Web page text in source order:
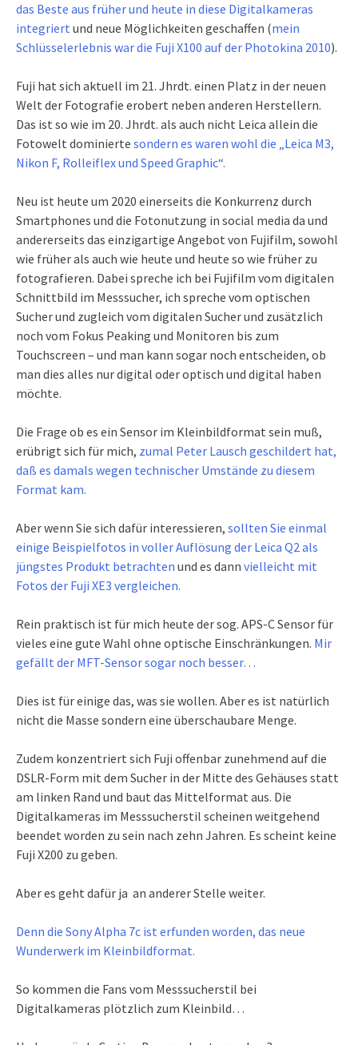
das Beste aus früher und heute in diese Digitalkameras
integriert und neue Möglichkeiten geschaffen (mein
Schlüsselerlebnis war die Fuji X100 auf der Photokina 2010).
Fuji hat sich aktuell im 21. Jhrdt. einen Platz in der neuen
Welt der Fotografie erobert neben anderen Herstellern.
Das ist so wie im 20. Jhrdt. als auch nicht Leica allein die
Fotowelt dominierte sondern es waren wohl die „Leica M3,
Nikon F, Rolleiflex und Speed Graphic“.
Neu ist heute um 2020 einerseits die Konkurrenz durch
Smartphones und die Fotonutzung in social media da und
andererseits das einzigartige Angebot von Fujifilm, sowohl
wie früher als auch wie heute und heute so wie früher zu
fotografieren. Dabei spreche ich bei Fujifilm vom digitalen
Schnittbild im Messsucher, ich spreche vom optischen
Sucher und zugleich vom digitalen Sucher und zusätzlich
noch vom Fokus Peaking und Monitoren bis zum
Touchscreen – und man kann sogar noch entscheiden, ob
man dies alles nur digital oder optisch und digital haben
möchte.
Die Frage ob es ein Sensor im Kleinbildformat sein muß,
erübrigt sich für mich, zumal Peter Lausch geschildert hat,
daß es damals wegen technischer Umstände zu diesem
Format kam.
Aber wenn Sie sich dafür interessieren, sollten Sie einmal
einige Beispielfotos in voller Auflösung der Leica Q2 als
jüngstes Produkt betrachten und es dann vielleicht mit
Fotos der Fuji XE3 vergleichen.
Rein praktisch ist für mich heute der sog. APS-C Sensor für
vieles eine gute Wahl ohne optische Einschränkungen. Mir
gefällt der MFT-Sensor sogar noch besser…
Dies ist für einige das, was sie wollen. Aber es ist natürlich
nicht die Masse sondern eine überschaubare Menge.
Zudem konzentriert sich Fuji offenbar zunehmend auf die
DSLR-Form mit dem Sucher in der Mitte des Gehäuses statt
am linken Rand und baut das Mittelformat aus. Die
Digitalkameras im Messsucherstil scheinen weitgehend
beendet worden zu sein nach zehn Jahren. Es scheint keine
Fuji X200 zu geben.
Aber es geht dafür ja an anderer Stelle weiter.
Denn die Sony Alpha 7c ist erfunden worden, das neue
Wunderwerk im Kleinbildformat.
So kommen die Fans vom Messsucherstil bei
Digitalkameras plötzlich zum Kleinbild…